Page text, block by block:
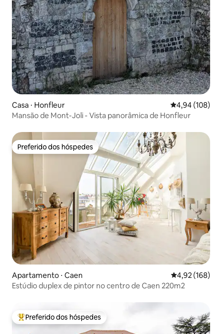
Casa ⋅ Honfleur 4,94 de uma
4,94 (108)
Mansão de Mont-Joli - Vista panorâmica de Honfleur
Preferido dos hóspedes
Preferido dos hóspedes
Apartamento ⋅ Caen 4,92 de uma
4,92 (168)
Estúdio duplex de pintor no centro de Caen 220m2
Entre os melhores preferidos dos hóspedes
Preferido dos hóspedes